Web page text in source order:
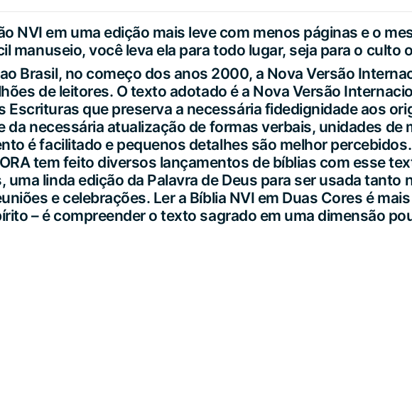
NVI em uma edição mais leve com menos páginas e o
manuseio, você leva ela para todo lugar, seja para o culto
Brasil, no começo dos anos 2000, a Nova Versão
de leitores. O texto adotado é a Nova Versão
Escrituras que preserva a necessária fidedignidade aos
da necessária atualização de formas verbais, unidades de
é facilitado e pequenos detalhes são melhor
tem feito diversos lançamentos de bíblias com esse
uma linda edição da Palavra de Deus para ser usada tanto
e celebrações. Ler a Bíblia NVI em Duas Cores é
– é compreender o texto sagrado em uma dimensão